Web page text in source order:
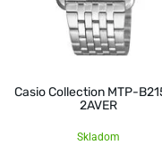
Casio Collection MTP-
2AVER
Skladom